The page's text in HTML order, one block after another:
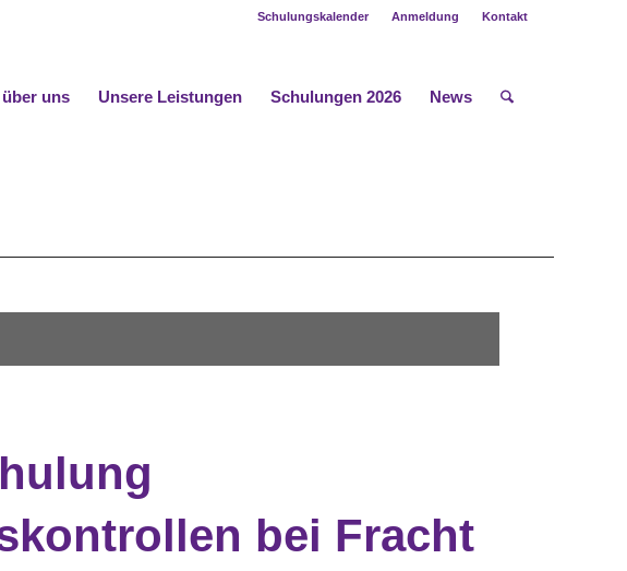
Schulungskalender Anmeldung Kontakt
uns Unsere Leistungen Schulungen 2026 News
bei Fracht